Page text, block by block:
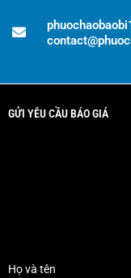
GỬI YÊU CẦU BÁO GIÁ
Họ và tên